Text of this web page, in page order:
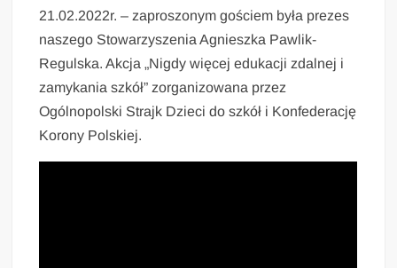
21.02.2022r. – zaproszonym gościem była prezes
naszego Stowarzyszenia Agnieszka Pawlik-
Regulska. Akcja „Nigdy więcej edukacji zdalnej i
zamykania szkół” zorganizowana przez
Ogólnopolski Strajk Dzieci do szkół i Konfederację
Korony Polskiej.